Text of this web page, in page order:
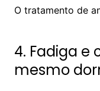
O tratamento de
4. Fadiga e
mesmo